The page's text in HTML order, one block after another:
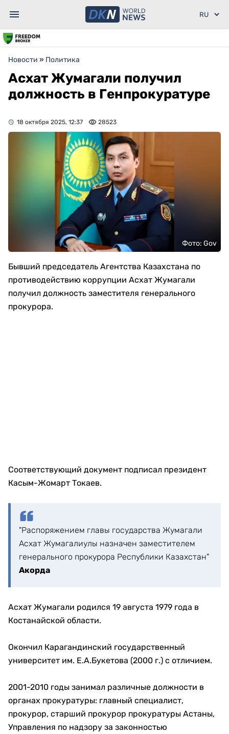
Новости » Политика
Асхат Жумагали получил
должность в Генпрокуратуре
18 октября 2025, 12:37 28523
Фото: Gov
Бывший председатель Агентства Казахстана по
противодействию коррупции Асхат Жумагали
получил должность заместителя генерального
прокурора.
Соответствующий документ подписал президент
Касым-Жомарт Токаев.
"Распоряжением главы государства Жумагали
Асхат Жумагалиулы назначен заместителем
генерального прокурора Республики Казахстан"
Акорда
Асхат Жумагали родился 19 августа 1979 года в
Костанайской области.
Окончил Карагандинский государственный
университет им. Е.А.Букетова (2000 г.) с отличием.
2001-2010 годы занимал различные должности в
органах прокуратуры: главный специалист,
прокурор, старший прокурор прокуратуры Астаны,
Управления по надзору за законностью